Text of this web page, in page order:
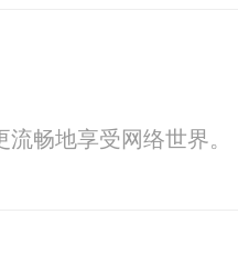
畅地享受网络世界。